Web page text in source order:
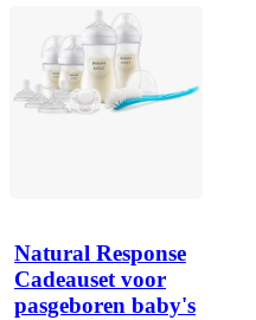
Natural Response
Cadeauset voor
pasgeboren baby's